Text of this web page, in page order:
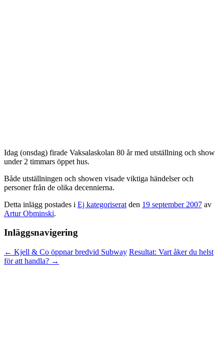
Idag (onsdag) firade Vaksalaskolan 80 år med utställning och show
under 2 timmars öppet hus.
Både utställningen och showen visade viktiga händelser och
personer från de olika decennierna.
Detta inlägg postades i Ej kategoriserat den 19 september 2007 av
Artur Obminski.
Inläggsnavigering
← Kjell & Co öppnar bredvid Subway Resultat: Vart åker du helst
för att handla? →